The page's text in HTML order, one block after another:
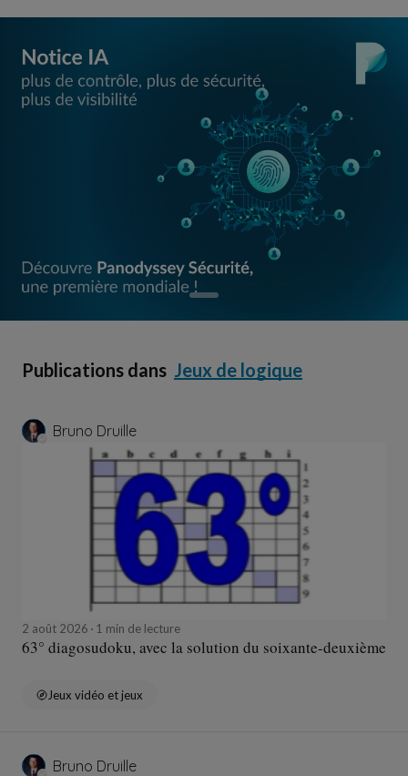
Publications dans Jeux de logique
Bruno Druille
2 août 2026 1 min de lecture
63° diagosudoku, avec la solution du soixante-deuxième
Jeux vidéo et jeux
Bruno Druille